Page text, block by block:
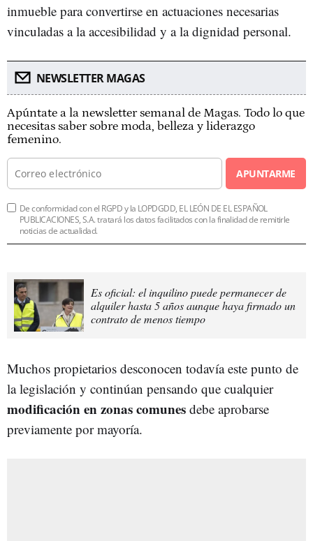
inmueble para convertirse en actuaciones necesarias
vinculadas a la accesibilidad y a la dignidad personal.
NEWSLETTER MAGAS
Apúntate a la newsletter semanal de Magas. Todo lo que
necesitas saber sobre moda, belleza y liderazgo
femenino.
APUNTARME
De conformidad con el RGPD y la LOPDGDD, EL LEÓN DE EL ESPAÑOL
PUBLICACIONES, S.A. tratará los datos facilitados con la finalidad de remitirle
noticias de actualidad.
Es oficial: el inquilino puede permanecer de
alquiler hasta 5 años aunque haya firmado un
contrato de menos tiempo
Muchos propietarios desconocen todavía este punto de
la legislación y continúan pensando que cualquier
modificación en zonas comunes debe aprobarse
previamente por mayoría.